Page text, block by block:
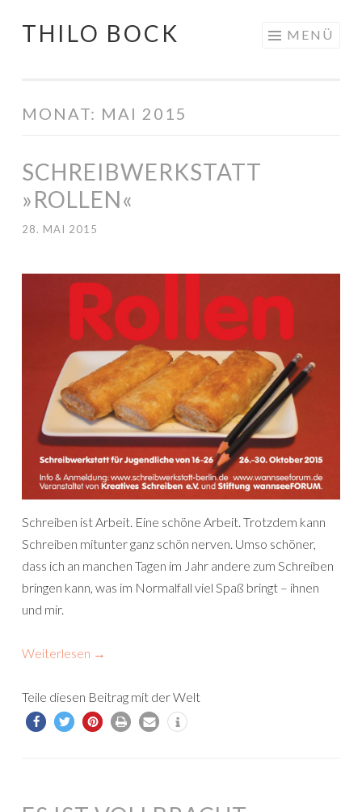
Springe
THILO BOCK MENÜ
MONAT: MAI 2015
SCHREIBWERKSTATT
»ROLLEN«
28. MAI 2015
Schreiben ist Arbeit. Eine schöne Arbeit. Trotzdem kann
Schreiben mitunter ganz schön nerven. Umso schöner,
dass ich an manchen Tagen im Jahr andere zum Schreiben
bringen kann, was im Normalfall viel Spaß bringt – ihnen
und mir.
Weiterlesen →
Teile diesen Beitrag mit der Welt